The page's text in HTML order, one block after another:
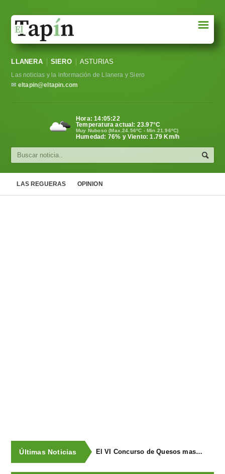
Sociedad
Política
Cultura
☰
LLANERA SIERO ASTURIAS
Las noticias y la información de Llanera y Siero
✉ eltapin@eltapin.com
Hora:14:05:22
Temperatura actual: 23.97°C
Muy Nuboso (Max.24.56ºC - Min.21.96ºC)
Humedad: 76% y Viento: 1.79 Km/h
LAS REGUERAS OPINION
Últimas Noticias El VI Concurso de Quesos masymas buscael mejor queso artesano de España